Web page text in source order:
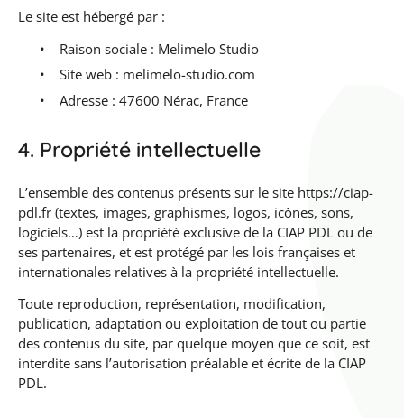
Le site est hébergé par :
•
Raison sociale : Melimelo Studio
•
Site web : melimelo-studio.com
•
Adresse : 47600 Nérac, France
4. Propriété intellectuelle
L’ensemble des contenus présents sur le site https://ciap-
pdl.fr (textes, images, graphismes, logos, icônes, sons,
logiciels…) est la propriété exclusive de la CIAP PDL ou de
ses partenaires, et est protégé par les lois françaises et
internationales relatives à la propriété intellectuelle.
Toute reproduction, représentation, modification,
publication, adaptation ou exploitation de tout ou partie
des contenus du site, par quelque moyen que ce soit, est
interdite sans l’autorisation préalable et écrite de la CIAP
PDL.